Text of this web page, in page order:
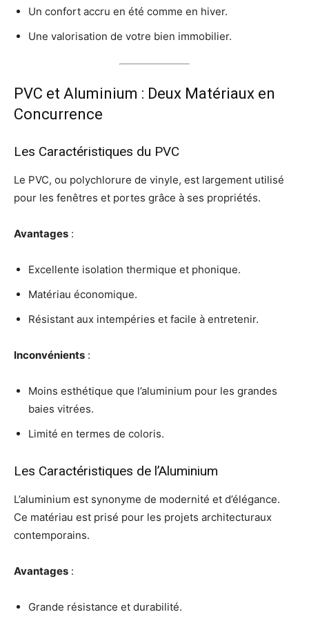
Un confort accru en été comme en hiver.
Une valorisation de votre bien immobilier.
PVC et Aluminium : Deux Matériaux en
Concurrence
Les Caractéristiques du PVC
Le PVC, ou polychlorure de vinyle, est largement utilisé
pour les fenêtres et portes grâce à ses propriétés.
Avantages :
Excellente isolation thermique et phonique.
Matériau économique.
Résistant aux intempéries et facile à entretenir.
Inconvénients :
Moins esthétique que l’aluminium pour les grandes
baies vitrées.
Limité en termes de coloris.
Les Caractéristiques de l’Aluminium
L’aluminium est synonyme de modernité et d’élégance.
Ce matériau est prisé pour les projets architecturaux
contemporains.
Avantages :
Grande résistance et durabilité.